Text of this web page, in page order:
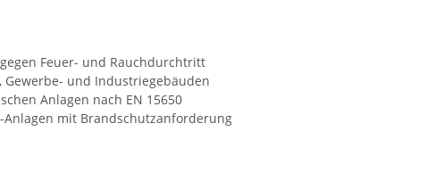
Feuer- und Rauchdurchtritt
und Industriegebäuden
Anlagen nach EN 15650
mit Brandschutzanforderung